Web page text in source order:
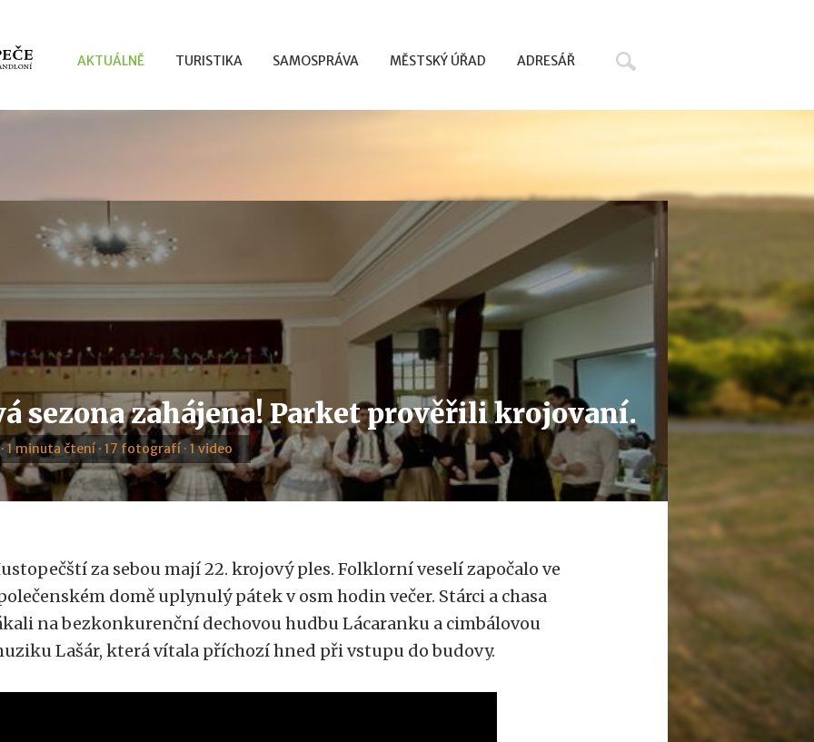
AKTUÁLNĚ TURISTIKA SAMOSPRÁVA MĚSTSKÝ ÚŘAD ADRESÁŘ
sezona zahájena! Parket prověřili krojovaní.
1 minuta čtení · 17 fotografí · 1 video
za sebou mají 22. krojový ples. Folklorní veselí započalo ve
domě uplynulý pátek v osm hodin večer. Stárci a chasa
na bezkonkurenční dechovou hudbu Lácaranku a cimbálovou
Lašár, která vítala příchozí hned při vstupu do budovy.